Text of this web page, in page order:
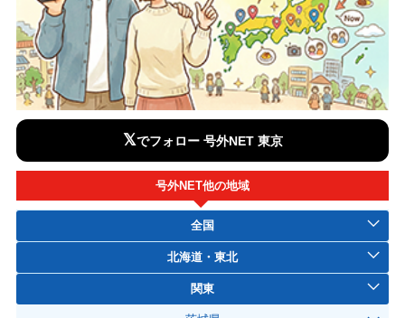
𝕏でフォロー 号外NET 東京
号外NET他の地域
全国
北海道・東北
関東